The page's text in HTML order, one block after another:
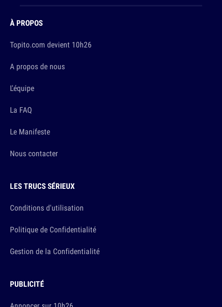
À PROPOS
Topito.com devient 10h26
A propos de nous
L'équipe
La FAQ
Le Manifeste
Nous contacter
LES TRUCS SÉRIEUX
Conditions d'utilisation
Politique de Confidentialité
Gestion de la Confidentialité
PUBLICITÉ